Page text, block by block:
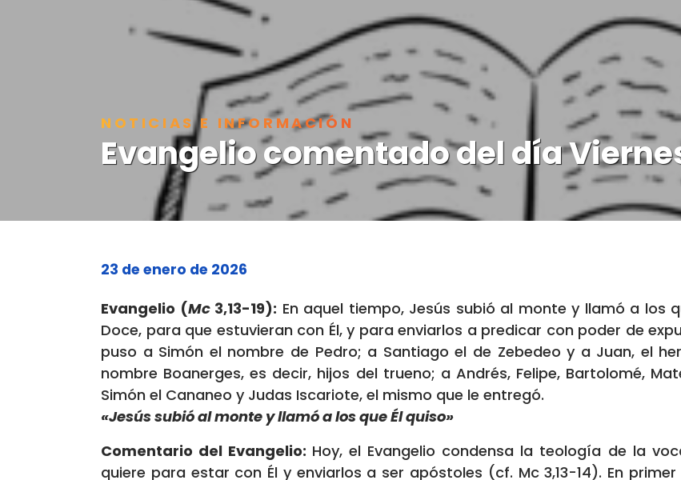
NOTICIAS E INFORMACIÓN
Evangelio comentado del día
23 de enero de 2026
Evangelio (Mc3,13-19): En aquel tiempo, Jesús subió al monte y llamó a los
Doce, para que estuvieran con Él, y para enviarlos a predicar con poder de
puso a Simón el nombre de Pedro; a Santiago el de Zebedeo y a Juan, el
nombre Boanerges, es decir, hijos del trueno; a Andrés, Felipe, Bartolomé,
Simón el Cananeo y Judas Iscariote, el mismo que le entregó.
«Jesús subió al monte y llamó a los que Él quiso»
Comentario del Evangelio: Hoy, el Evangelio condensa la teología de la
quiere para estar con Él y enviarlos a ser apóstoles (cf. Mc 3,13-14). En